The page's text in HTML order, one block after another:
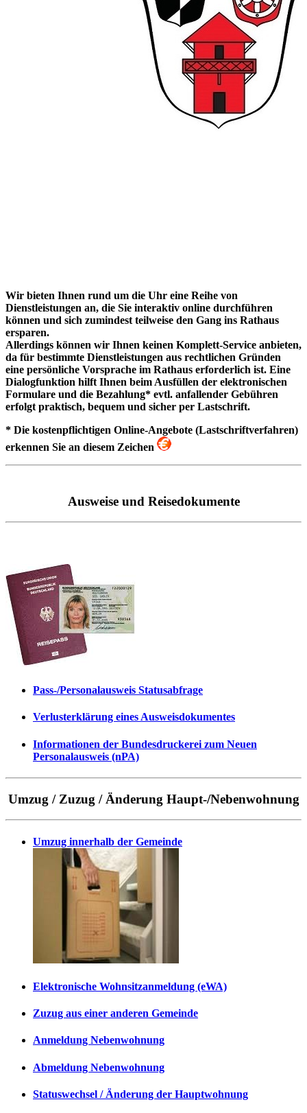
Wir bieten Ihnen rund um die Uhr eine Reihe von
Dienstleistungen an, die Sie interaktiv online durchführen
können und sich zumindest teilweise den Gang ins Rathaus
ersparen.
Allerdings können wir Ihnen keinen Komplett-Service anbieten,
da für bestimmte Dienstleistungen aus rechtlichen Gründen
eine persönliche Vorsprache im Rathaus erforderlich ist. Eine
Dialogfunktion hilft Ihnen beim Ausfüllen der elektronischen
Formulare und die Bezahlung* evtl. anfallender Gebühren
erfolgt praktisch, bequem und sicher per Lastschrift.
* Die kostenpflichtigen Online-Angebote (Lastschriftverfahren)
erkennen Sie an diesem Zeichen
Ausweise und Reisedokumente
Pass-/Personalausweis Statusabfrage
Verlusterklärung eines Ausweisdokumentes
Informationen der Bundesdruckerei zum Neuen
Personalausweis (nPA)
Umzug / Zuzug / Änderung Haupt-/Nebenwohnung
Umzug innerhalb der Gemeinde
Elektronische Wohnsitzanmeldung (eWA)
Zuzug aus einer anderen Gemeinde
Anmeldung Nebenwohnung
Abmeldung Nebenwohnung
Statuswechsel / Änderung der Hauptwohnung